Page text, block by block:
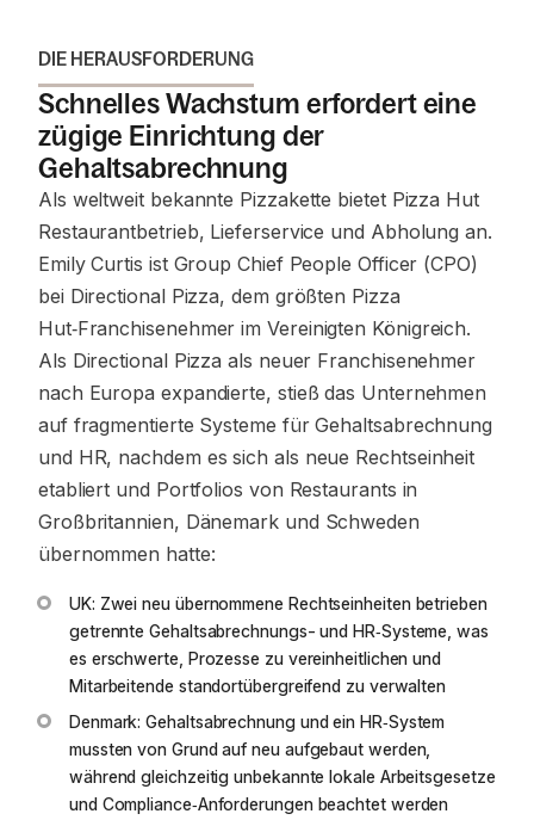
DIE HERAUSFORDERUNG
Schnelles Wachstum erfordert eine
zügige Einrichtung der
Gehaltsabrechnung
Als weltweit bekannte Pizzakette bietet Pizza Hut
Restaurantbetrieb, Lieferservice und Abholung an.
Emily Curtis ist Group Chief People Officer (CPO)
bei Directional Pizza, dem größten Pizza
Hut‑Franchisenehmer im Vereinigten Königreich.
Als Directional Pizza als neuer Franchisenehmer
nach Europa expandierte, stieß das Unternehmen
auf fragmentierte Systeme für Gehaltsabrechnung
und HR, nachdem es sich als neue Rechtseinheit
etabliert und Portfolios von Restaurants in
Großbritannien, Dänemark und Schweden
übernommen hatte:
UK: Zwei neu übernommene Rechtseinheiten betrieben
getrennte Gehaltsabrechnungs- und HR‑Systeme, was
es erschwerte, Prozesse zu vereinheitlichen und
Mitarbeitende standortübergreifend zu verwalten
Denmark: Gehaltsabrechnung und ein HR‑System
mussten von Grund auf neu aufgebaut werden,
während gleichzeitig unbekannte lokale Arbeitsgesetze
und Compliance‑Anforderungen beachtet werden